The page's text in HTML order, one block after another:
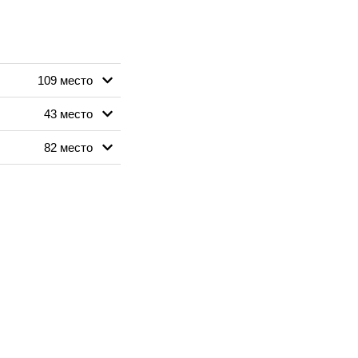
109 место
43 место
82 место